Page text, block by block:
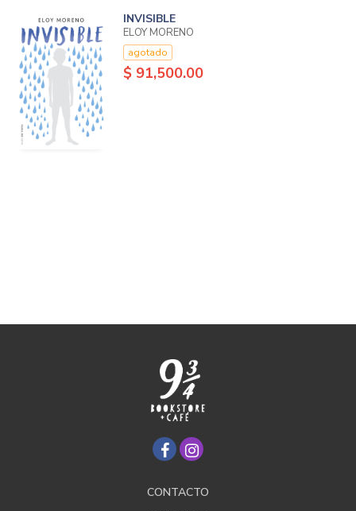
INVISIBLE
ELOY MORENO
agotado
$ 91,500.00
CONTACTO